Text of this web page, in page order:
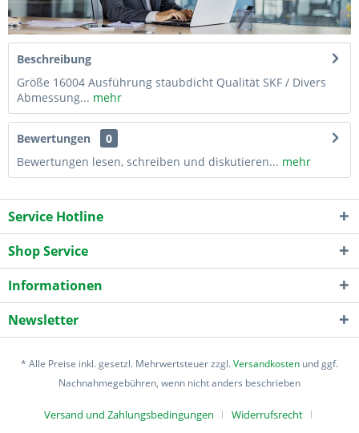
Beschreibung
Größe 16004 Ausführung staubdicht Qualität SKF / Divers
Abmessung... mehr
Bewertungen
0
Bewertungen lesen, schreiben und diskutieren... mehr
Service Hotline
Shop Service
Informationen
Newsletter
* Alle Preise inkl. gesetzl. Mehrwertsteuer zzgl.Versandkosten und ggf.
Nachnahmegebühren, wenn nicht anders beschrieben
Versand und Zahlungsbedingungen Widerrufsrecht